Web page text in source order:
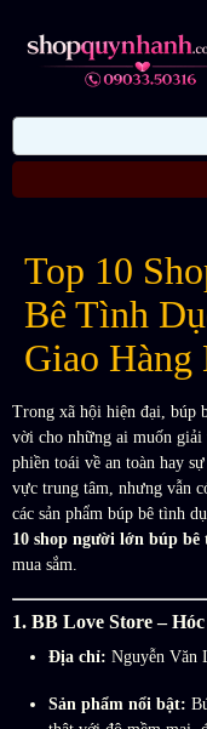
Top 10
Bê Tình
Giao
Trong xã hội hiện đại, búp
vời cho những ai muốn giải
phiền toái về an toàn hay
vực trung tâm, nhưng vẫn
các sản phẩm búp bê tình
10 shop người lớn búp
mua sắm.
1. BB Love Store –
Địa chỉ: Nguyễn Văn
Sản phẩm nổi bật: